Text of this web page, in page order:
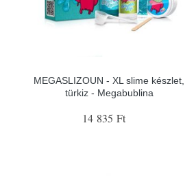
MEGASLIZOUN - XL slime készlet,
türkiz - Megabublina
14 835 Ft